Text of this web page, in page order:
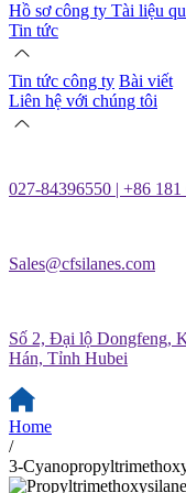
Hồ sơ công ty Tài liệu
Tin tức
Tin tức công ty Bài viết
Liên hệ với chúng tôi
027-84396550 | +86
Sales@cfsilanes.com
Số 2, Đại lộ Dongfeng,
Hán, Tỉnh Hubei
Home
/
3-